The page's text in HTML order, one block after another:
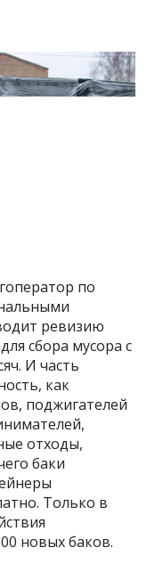
по
ревизию
сбора мусора с
И часть
как
поджигателей
отходы,
баки
Только в
новых баков.